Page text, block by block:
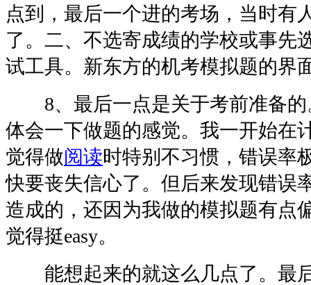
点到，最后一个进的考场，当时有
了。二、不选寄成绩的学校或事先
试工具。新东方的机考模拟题的界
8、最后一点是关于考前准备的
体会一下做题的感觉。我一开始在
觉得做阅读时特别不习惯，错误率
快要丧失信心了。但后来发现错误
造成的，还因为我做的模拟题有点
觉得挺easy。
能想起来的就这么几点了。最